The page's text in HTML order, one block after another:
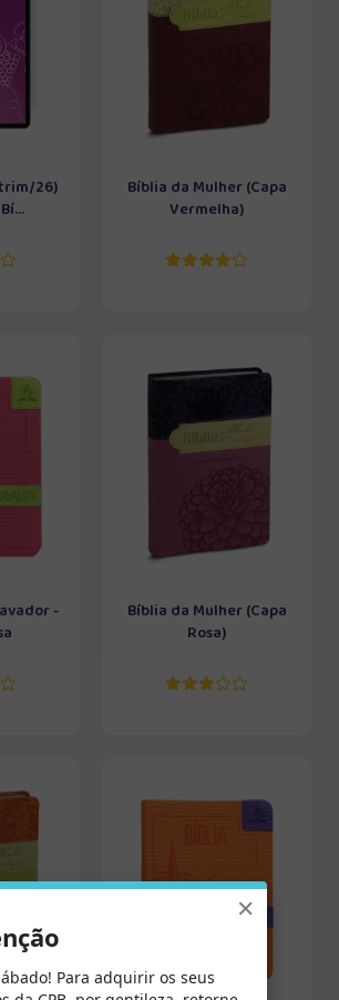
26)
Bíblia da Mulher (Capa
Vermelha)
-
Bíblia da Mulher (Capa
Rosa)
×
Para adquirir os seus